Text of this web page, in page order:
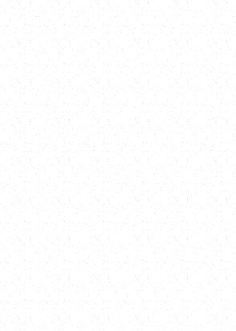
排現場勘查，了解實際施作條件與空間